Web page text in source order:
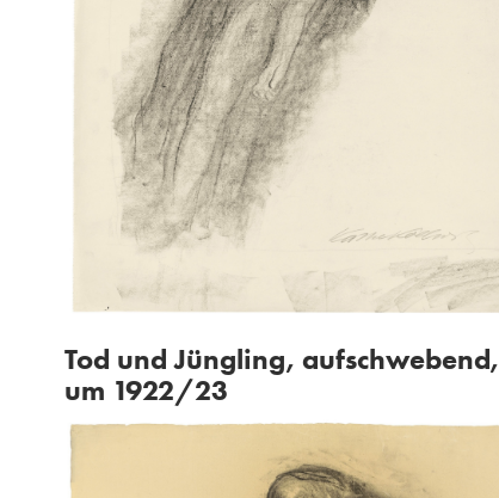
Tod und Jüngling, aufschwebend,
um 1922/23